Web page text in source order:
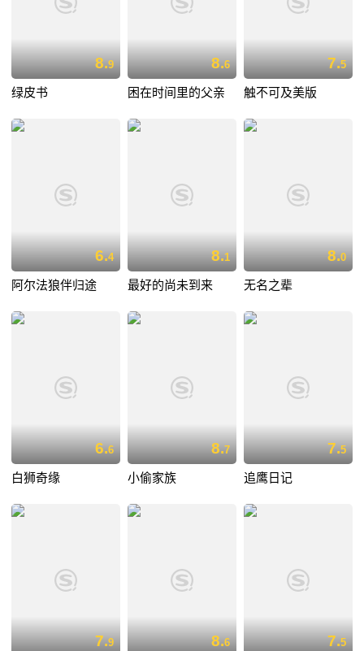
8.9
绿皮书
8.6
困在时间里的父亲
7.5
触不可及美版
6.4
阿尔法狼伴归途
8.1
最好的尚未到来
8.0
无名之辈
6.6
白狮奇缘
8.7
小偷家族
7.5
追鹰日记
7.9 8.6 7.5